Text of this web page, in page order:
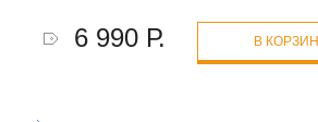
6 990 Р. В